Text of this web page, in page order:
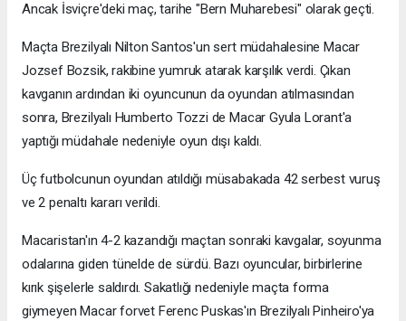
Ancak İsviçre'deki maç, tarihe "Bern Muharebesi" olarak geçti.
Maçta Brezilyalı Nilton Santos'un sert müdahalesine Macar
Jozsef Bozsik, rakibine yumruk atarak karşılık verdi. Çıkan
kavganın ardından iki oyuncunun da oyundan atılmasından
sonra, Brezilyalı Humberto Tozzi de Macar Gyula Lorant'a
yaptığı müdahale nedeniyle oyun dışı kaldı.
Üç futbolcunun oyundan atıldığı müsabakada 42 serbest vuruş
ve 2 penaltı kararı verildi.
Macaristan'ın 4-2 kazandığı maçtan sonraki kavgalar, soyunma
odalarına giden tünelde de sürdü. Bazı oyuncular, birbirlerine
kırık şişelerle saldırdı. Sakatlığı nedeniyle maçta forma
giymeyen Macar forvet Ferenc Puskas'ın Brezilyalı Pinheiro'ya